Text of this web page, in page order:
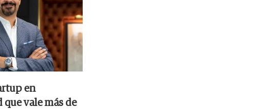
en
que vale más de